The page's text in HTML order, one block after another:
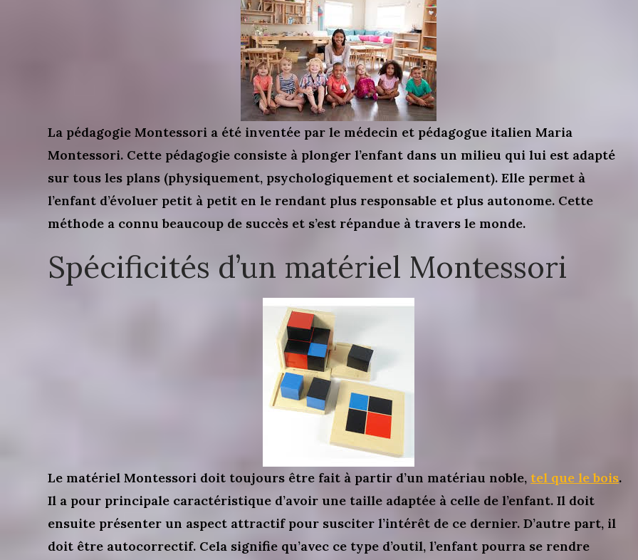
La pédagogie Montessori a été inventée par le médecin et pédagogue italien Maria
Montessori. Cette pédagogie consiste à plonger l’enfant dans un milieu qui lui est adapté
sur tous les plans (physiquement, psychologiquement et socialement). Elle permet à
l’enfant d’évoluer petit à petit en le rendant plus responsable et plus autonome. Cette
méthode a connu beaucoup de succès et s’est répandue à travers le monde.
Spécificités d’un matériel Montessori
Le matériel Montessori doit toujours être fait à partir d’un matériau noble, tel que le bois.
Il a pour principale caractéristique d’avoir une taille adaptée à celle de l’enfant. Il doit
ensuite présenter un aspect attractif pour susciter l’intérêt de ce dernier. D’autre part, il
doit être autocorrectif. Cela signifie qu’avec ce type d’outil, l’enfant pourra se rendre